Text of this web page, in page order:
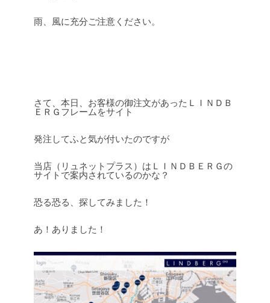
雨、風に充分ご注意ください。
さて、本日、お客様の御注文があったＬＩＮＤＢ
ＥＲＧフレームをサイト
発注してふと気が付いたのですが
当店（リュネットプラス）はＬＩＮＤＢＥＲＧの
サイトで案内されているのかな？
恐る恐る、探してみました！
あ！ありました！